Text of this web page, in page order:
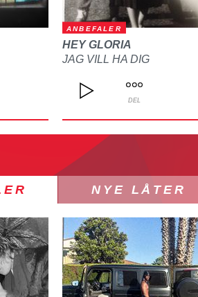
ANBEFALER
HEY GLORIA
JAG VILL HA DIG
DEL
NYE LÅTER